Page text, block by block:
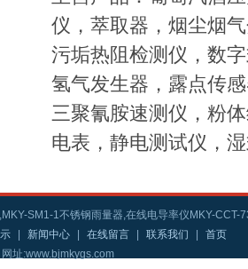
仪，萃取器，烟尘烟
污垢热阻检测仪，数
氢气发生器，露点传
三聚氰胺速测仪，粉
电表，静电测试仪，
SM1-1不锈钢雨量器,在线电导率仪MKY-CCT-
新闻中心 在线留言 联系我们
首页
址:www.bjmkygs.com